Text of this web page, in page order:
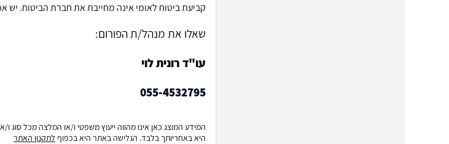
קביעת ביטוח לאומי אינה מחייבת את חברת הביטוח. יש
שאלו את מנהל/ת הפורום:
עו"ד רונית לוי
055-4532795
המידע המוצג כאן אינו מהווה ייעוץ משפטי ו/או המלצה מכל סוג
היא באחריותך בלבד. הגלישה באתר היא בכפוף לתקנון האתר